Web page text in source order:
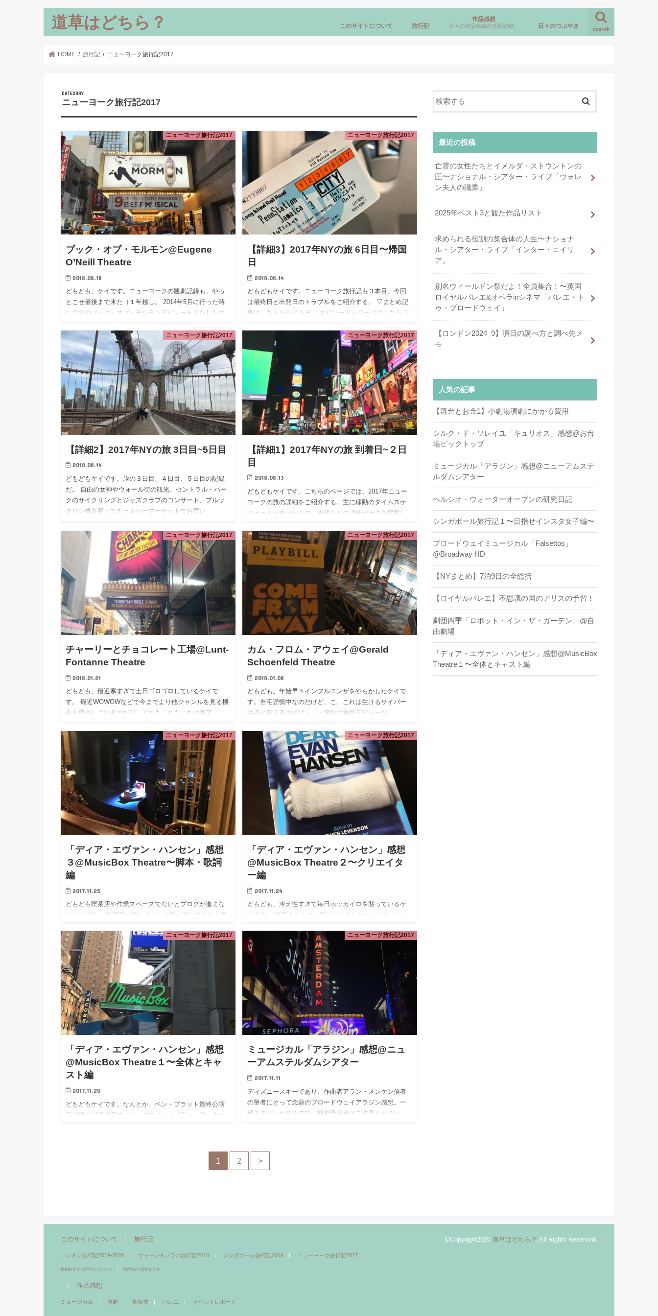
道草はどちら？ search
このサイトについて 旅行記
作品感想
日々の作品鑑賞の活動記録。 日々のつぶやき
HOME 旅行記 ニューヨーク旅行記2017
ニューヨーク旅行記2017
ニューヨーク旅行記2017
ブック・オブ・モルモン@Eugene
O’Neill Theatre
2018.08.18
どもども、ケイです。ニューヨークの観劇記録も、やっ
とこせ最後まで来た（１年越し。 2014年5月に行った時
に念願のブック・オブ・モルモンデビューを果たしたの
は、ブック・オ…
ニューヨーク旅行記2017
【詳細3】2017年NYの旅 6日目〜帰国
日
2018.08.14
どもどもケイです。ニューヨーク旅行記も３本目、今回
は最終日と出発日のトラブルをご紹介する。 ▽まとめ記
事はこちらからどうぞ ▽エピソードシリーズはこちら ▽
ニューヨーク旅行記2017
【詳細2】2017年NYの旅 3日目~5日目
2018.08.14
どもどもケイです。旅の３日目、４日目、５日目の記録
だ。 自由の女神やウォール街の観光、セントラル・パー
クのサイクリングとジャズクラブのコンサート、ブルッ
クリン橋を渡ってチェルシーマーケットでお買い
ニューヨーク旅行記2017
【詳細1】2017年NYの旅 到着日~２日
目
2018.08.13
どもどもケイです。こちらのページでは、2017年ニュー
ヨークの旅の詳細をご紹介する。主に移動のタイムスケ
ジュールと食べたもの、衣服などの詳細データを掲載し
を読みたかったん…
ニューヨーク旅行記2017
チャーリーとチョコレート工場@Lunt-
Fontanne Theatre
2018.01.21
どもども、最近寒すぎて土日ゴロゴロしているケイで
す。 最近WOWOWなどで今までより他ジャンルを見る機
会を増やしているのだが、どれもこれもこれは胸ア
同じく萌えもろくなるの…
ニューヨーク旅行記2017
カム・フロム・アウェイ@Gerald
Schoenfeld Theatre
2018.01.08
どもども。年始早々インフルエンザをやらかしたケイで
す。自宅謹慎中なのだけど、こ、これは生けるサイバー
兵器と言えるのでは・・・憧れの毒姫デビューだ
明の利器を十二分に活用さ…
ニューヨーク旅行記2017
「ディア・エヴァン・ハンセン」感想
３@MusicBox Theatre〜脚本・歌詞
編‎
2017.11.25
どもども喫茶店や作業スペースでないとブログが進まな
いケイです。 前回前々回とまさかの愛が溢れすぎて３回
DEH）の感想の完結編！ アイキャッチの写真は2階席最
前列からのステ…
ニューヨーク旅行記2017
「ディア・エヴァン・ハンセン」感想
@MusicBox Theatre‎２〜クリエイタ
ー編
2017.11.24
どもども、冷え性すぎて毎日ホッカイロを貼っているケ
イです。 前回まさかの１回でおさまらなかったディア・
タッフ編。 前回はこちら。 現代を反映した脚本・曲 演
劇作品として…
ニューヨーク旅行記2017
「ディア・エヴァン・ハンセン」感想
@MusicBox Theatre‎１〜全体とキャ
スト編
2017.11.20
どもどもケイです。なんとか、ベン・プラット最終公演
日の現地11月19日中にアップできた！ 4月から恋い焦が
ニューヨーク旅行記2017
ミュージカル「アラジン」感想@ニュ
ーアムステルダムシアター
2017.11.11
ディズニースキーであり、作曲者アラン・メンケン信者
の筆者にとって念願のブロードウェイアラジン感想。一
部ネタバレがあるので、観劇予定者はご注意ください。
1 2 >
最近の投稿
亡霊の女性たちとイメルダ・ストウントンの
圧〜ナショナル・シアター・ライブ「ウォレ
ン夫人の職業」
2025年ベスト3と観た作品リスト
求められる役割の集合体の人生〜ナショナ
ル・シアター・ライブ「インター・エイリ
ア」
別名ウィールドン祭だよ！全員集合！〜英国
ロイヤルバレエ&オペラinシネマ「バレエ・ト
ゥ・ブロードウェイ」
【ロンドン2024_9】演目の調べ方と調べ先メ
モ
人気の記事
【舞台とお金1】小劇場演劇にかかる費用
シルク・ド・ソレイユ「キュリオス」感想@お台
場ビックトップ
ミュージカル「アラジン」感想@ニューアムステ
ルダムシアター
ヘルシオ・ウォーターオーブンの研究日記
シンガポール旅行記１〜目指せインスタ女子編〜
ブロードウェイミュージカル「Falsettos」
@Broadway HD
【NYまとめ】7泊9日の全総括
【ロイヤルバレエ】不思議の国のアリスの予習！
劇団四季「ロボット・イン・ザ・ガーデン」@自
由劇場
「ディア・エヴァン・ハンセン」感想@MusicBox
Theatre‎１〜全体とキャスト編
このサイトについて 旅行記
ロンドン旅行記2019-2020 ウィーン＆プラハ旅行記2018 シンガポール旅行記2018 ニューヨーク旅行記2017
観劇好きならNYでしたいこと NY旅行の日程まとめ
作品感想
ミュージカル 演劇 歌舞伎 バレエ イベントレポート
©Copyright2026 道草はどちら？ .All Rights Reserved.